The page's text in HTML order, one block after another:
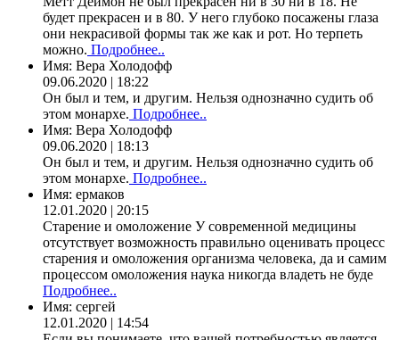
будет прекрасен и в 80. У него глубоко посажены глаза
они некрасивой формы так же как и рот. Но терпеть
можно. Подробнее..
Имя: Вера Холодофф
09.06.2020 | 18:22
Он был и тем, и другим. Нельзя однозначно судить об
этом монархе. Подробнее..
Имя: Вера Холодофф
09.06.2020 | 18:13
Он был и тем, и другим. Нельзя однозначно судить об
этом монархе. Подробнее..
Имя: ермаков
12.01.2020 | 20:15
Старение и омоложение У современной медицины
отсутствует возможность правильно оценивать процесс
старения и омоложения организма человека, да и самим
процессом омоложения наука никогда владеть не буде
Подробнее..
Имя: сергей
12.01.2020 | 14:54